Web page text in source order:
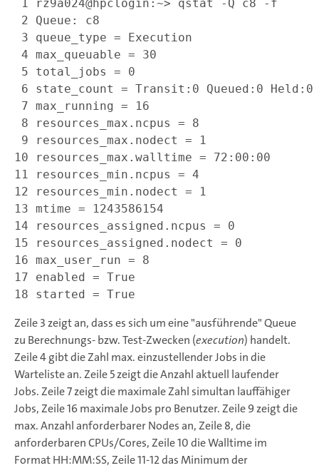
1
2
3
4
5
6
7
8
9
10
11
12
13
14
15
16
17
18
Zeile 3 zeigt an, dass es sich um eine "ausführende" Queue
zu Berechnungs- bzw. Test-Zwecken (execution) handelt.
Zeile 4 gibt die Zahl max. einzustellender Jobs in die
Warteliste an. Zeile 5 zeigt die Anzahl aktuell laufender
Jobs. Zeile 7 zeigt die maximale Zahl simultan lauffähiger
Jobs, Zeile 16 maximale Jobs pro Benutzer. Zeile 9 zeigt die
max. Anzahl anforderbarer Nodes an, Zeile 8, die
anforderbaren CPUs/Cores, Zeile 10 die Walltime im
Format HH:MM:SS, Zeile 11-12 das Minimum der